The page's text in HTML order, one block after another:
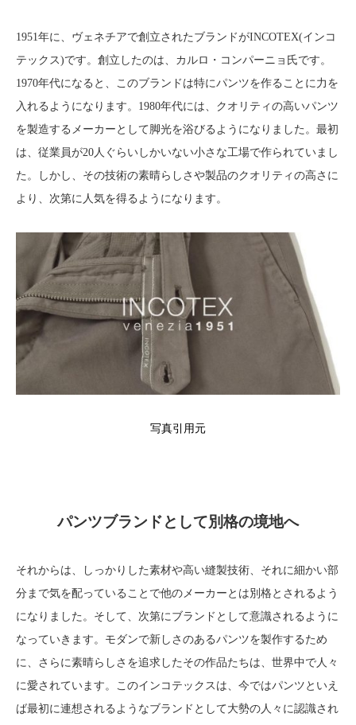
1951年に、ヴェネチアで創立されたブランドがINCOTEX(インコ
テックス)です。創立したのは、カルロ・コンパーニョ氏です。
1970年代になると、このブランドは特にパンツを作ることに力を
入れるようになります。1980年代には、クオリティの高いパンツ
を製造するメーカーとして脚光を浴びるようになりました。最初
は、従業員が20人ぐらいしかいない小さな工場で作られていまし
た。しかし、その技術の素晴らしさや製品のクオリティの高さに
より、次第に人気を得るようになります。
写真引用元
パンツブランドとして別格の境地へ
それからは、しっかりした素材や高い縫製技術、それに細かい部
分まで気を配っていることで他のメーカーとは別格とされるよう
になりました。そして、次第にブランドとして意識されるように
なっていきます。モダンで新しさのあるパンツを製作するため
に、さらに素晴らしさを追求したその作品たちは、世界中で人々
に愛されています。このインコテックスは、今ではパンツといえ
ば最初に連想されるようなブランドとして大勢の人々に認識され